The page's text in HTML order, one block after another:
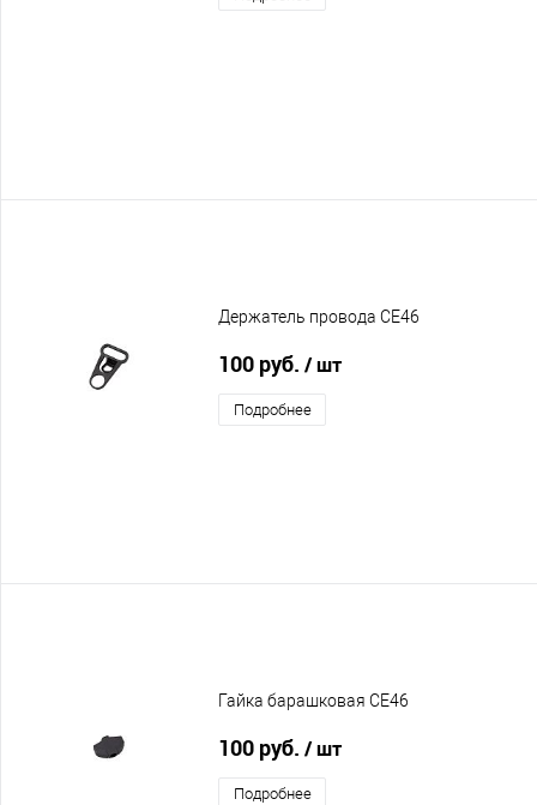
Держатель провода CE46
100 руб. / шт
Подробнее
Гайка барашковая CE46
100 руб. / шт
Подробнее